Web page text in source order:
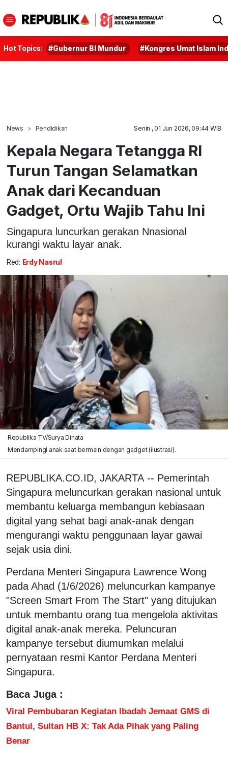
Hot Topics: #Gubernur BI Mundur #Kongres Umat Islam
News Pendidikan Senin , 01 Jun 2026, 09:44 WIB
Kepala Negara Tetangga RI
Turun Tangan Selamatkan
Anak dari Kecanduan
Gadget, Ortu Wajib Tahu Ini
Singapura luncurkan gerakan Nnasional
kurangi waktu layar anak.
Red: Erdy Nasrul
Republika TV/Surya Dinata
Mendampingi anak saat bermain dengan gadget (ilustrasi).
REPUBLIKA.CO.ID, JAKARTA -- Pemerintah
Singapura meluncurkan gerakan nasional untuk
membantu keluarga membangun kebiasaan
digital yang sehat bagi anak-anak dengan
mengurangi waktu penggunaan layar gawai
sejak usia dini.
Perdana Menteri Singapura Lawrence Wong
pada Ahad (1/6/2026) meluncurkan kampanye
"Screen Smart From The Start" yang ditujukan
untuk membantu orang tua mengelola aktivitas
digital anak-anak mereka. Peluncuran
kampanye tersebut diumumkan melalui
pernyataan resmi Kantor Perdana Menteri
Singapura.
Baca Juga :
Viral Pembubaran Kegiatan Ibadah Jemaat GMS di
Bantul, Sultan HB X: Tak Ada Pihak yang Paling
Benar